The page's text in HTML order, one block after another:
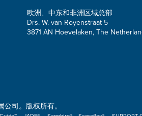
欧洲、中东和非洲区域总部
Drs. W. van Royenstraat 5
3871 AN Hoevelaken, The
司。版权所有。